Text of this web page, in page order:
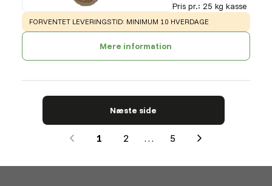
Pris pr.: 25 kg kasse
WARNING:
FORVENTET LEVERINGSTID: MINIMUM 10 HVERDAGE
Mere information
Næste side
1 2 … 5
Next